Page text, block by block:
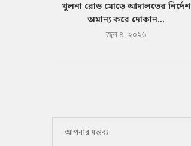
খুলনা রোড মোড়ে আদালতের নির্দেশ
অমান্য করে দোকান...
জুন ৪, ২০২৬